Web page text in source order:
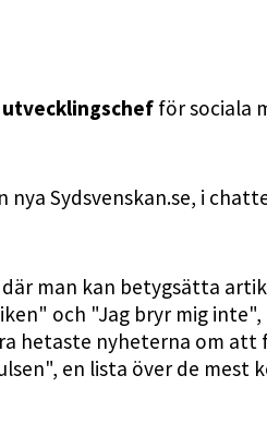
utvecklingschef för sociala
nya Sydsvenskan.se, i
man kan betygsätta
och "Jag bryr mig
hetaste nyheterna om
en lista över de